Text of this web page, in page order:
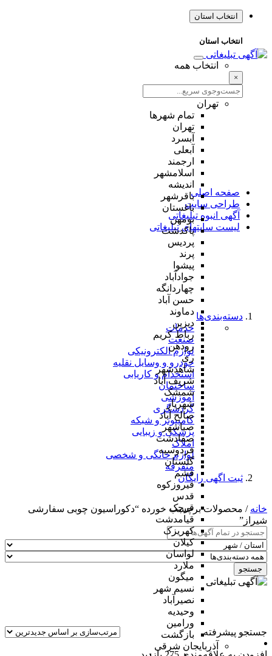
انتخاب استان
انتخاب استان
انتخاب همه
×
تهران
تمام شهر‌ها
تهران
آبسرد
آبعلی
ارجمند
اسلامشهر
اندیشه
باقرشهر
باغستان
بومهن
پاکدشت
پردیس
پرند
پیشوا
جوادآباد
چهاردانگه
حسن آباد
دماوند
دیزین
رباط کریم
رودهن
ری
شاهدشهر
شریف آباد
شمشک
شهریار
صالح آباد
صباشهر
صفادشت
فردوسیه
گلستان
فشم
فیروزکوه
قدس
قرچک
قیامدشت
کهریزک
کیلان
لواسان
ملارد
میگون
نسیم شهر
نصیرآباد
وحیدیه
ورامین
بازگشت
آذربایجان شرقی
صفحه اصلی
طراحی سایت
آگهی انبوه تبلیغاتی
لیست سایتهای تبلیغاتی
دسته‌بندی‌ها
خدمات
صنعت
لوازم الکترونیکی
خودرو و وسایل نقلیه
استخدام و کاریابی
ساختمان
آموزشی
گردشگری
کامپیوتر و شبکه
پزشکی و زیبایی
املاک
لوازم خانگی و شخصی
متفرقه
ثبت اگهی رایگان
خانه / محصولات برچسب خورده “دکوراسیون چوبی سفارشی
شیراز”
جستجو
جستجو پیشرفته